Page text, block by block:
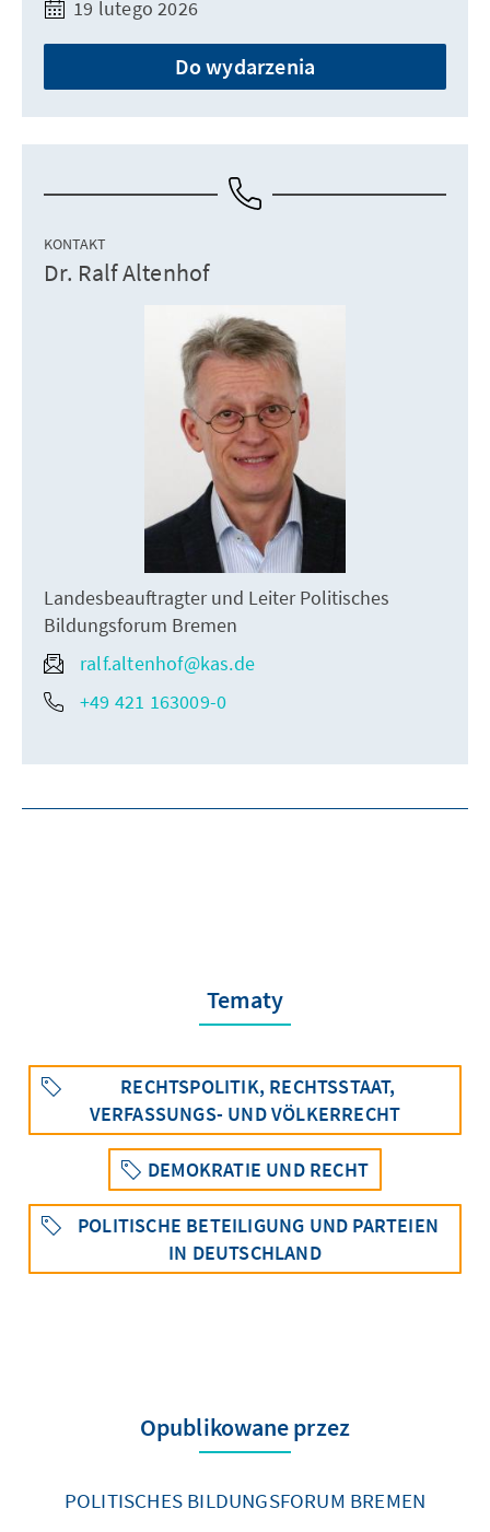
19 lutego 2026
Do wydarzenia
KONTAKT
Dr. Ralf Altenhof
Landesbeauftragter und Leiter Politisches
Bildungsforum Bremen
ralf.altenhof@kas.de
+49 421 163009-0
Tematy
RECHTSPOLITIK, RECHTSSTAAT,
VERFASSUNGS- UND VÖLKERRECHT
DEMOKRATIE UND RECHT
POLITISCHE BETEILIGUNG UND PARTEIEN
IN DEUTSCHLAND
Opublikowane przez
POLITISCHES BILDUNGSFORUM BREMEN